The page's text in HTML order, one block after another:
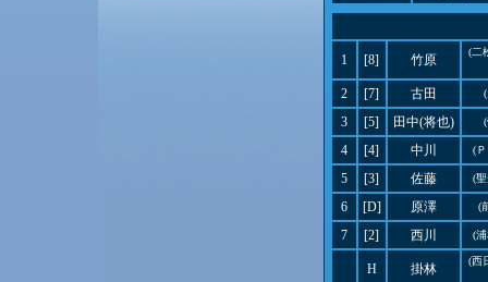
1 [8] 竹原
(二
2 [7] 古田
3 [5] 田中(将也)
4 [4] 中川 (
5 [3] 佐藤 (
6 [D] 原澤 (
7 [2] 西川 (
H 掛林
(西